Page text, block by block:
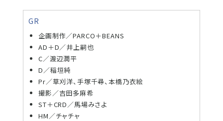
GR
企画制作／PARCO＋BEANS
AD＋D／井上嗣也
C／渡辺潤平
D／稲垣純
Pr／草刈洋、手塚千尋、本橋乃衣絵
撮影／吉田多麻希
ST＋CRD／馬場みさよ
HM／チャチャ